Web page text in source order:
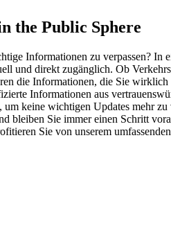
the Public Sphere
Informationen zu verpassen? In
und direkt zugänglich. Ob
die Informationen, die Sie
Informationen aus
keine wichtigen Updates mehr
bleiben Sie immer einen Schritt
Sie von unserem